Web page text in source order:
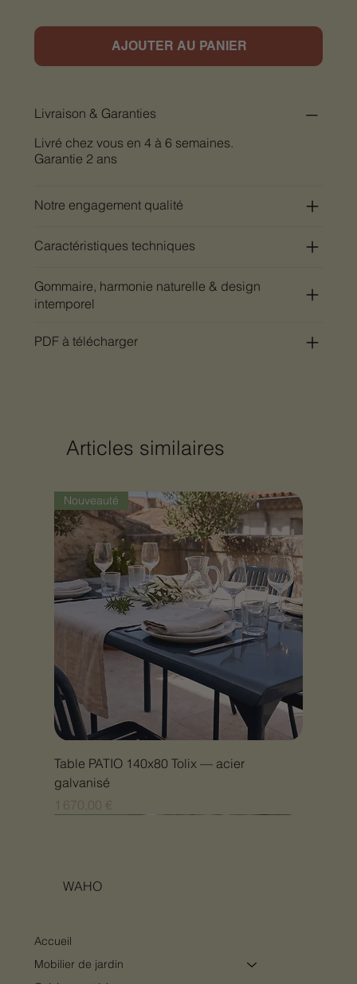
AJOUTER AU PANIER
Livraison & Garanties
Livré chez vous en 4 à 6 semaines.
Garantie 2 ans
Notre engagement qualité
Caractéristiques techniques
Gommaire, harmonie naturelle & design
intemporel
PDF à télécharger
Articles similaires
Nouveauté
Table PATIO 140x80 Tolix — acier
galvanisé
Prix
1 670,00 €
WAHO
Accueil
Mobilier de jardin